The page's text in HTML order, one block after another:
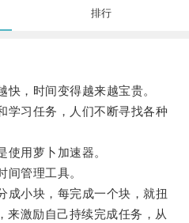
排行
，时间变得越来越宝贵。
习任务，人们不断寻找各种
用萝卜加速器。
管理工具。
小块，每完成一个块，就扭
来激励自己持续完成任务，从